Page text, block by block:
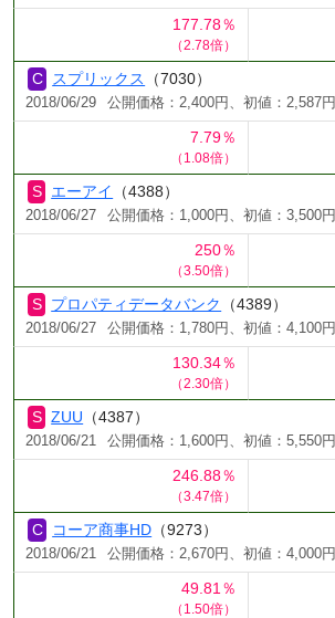
177.78％
（2.78倍）
スプリックス （7030）
2018/06/29 公開価格：2,400円、初値：2,587円
7.79％
（1.08倍）
エーアイ （4388）
2018/06/27 公開価格：1,000円、初値：3,500円
250％
（3.50倍）
プロパティデータバンク （4389）
2018/06/27 公開価格：1,780円、初値：4,100円
130.34％
（2.30倍）
ZUU （4387）
2018/06/21 公開価格：1,600円、初値：5,550円
246.88％
（3.47倍）
コーア商事HD （9273）
2018/06/21 公開価格：2,670円、初値：4,000円
49.81％
（1.50倍）